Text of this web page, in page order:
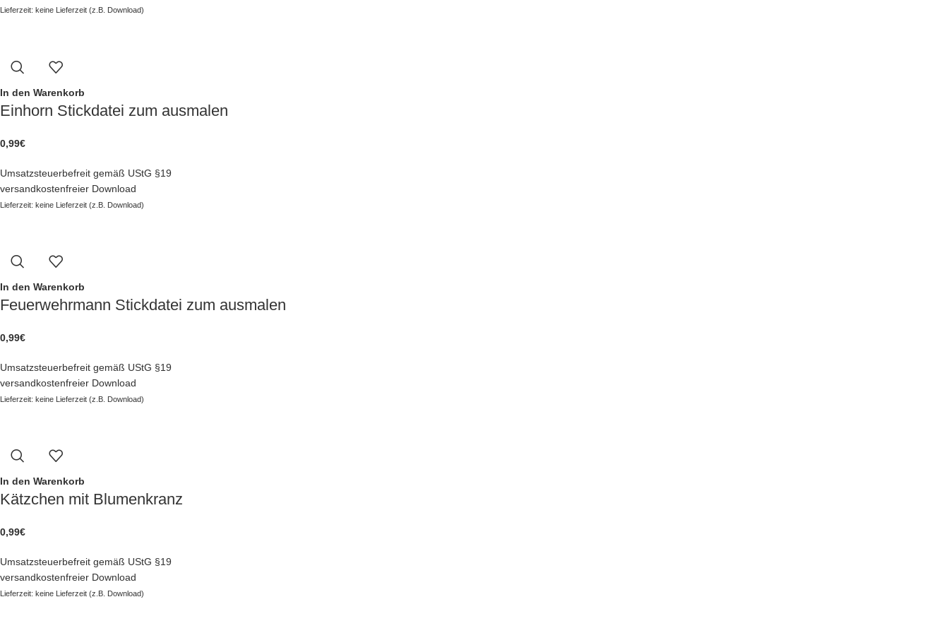
Lieferzeit: keine Lieferzeit (z.B. Download)
In den Warenkorb
Einhorn Stickdatei zum ausmalen
0,99€
Umsatzsteuerbefreit gemäß UStG §19
versandkostenfreier Download
Lieferzeit: keine Lieferzeit (z.B. Download)
In den Warenkorb
Feuerwehrmann Stickdatei zum ausmalen
0,99€
Umsatzsteuerbefreit gemäß UStG §19
versandkostenfreier Download
Lieferzeit: keine Lieferzeit (z.B. Download)
In den Warenkorb
Kätzchen mit Blumenkranz
0,99€
Umsatzsteuerbefreit gemäß UStG §19
versandkostenfreier Download
Lieferzeit: keine Lieferzeit (z.B. Download)